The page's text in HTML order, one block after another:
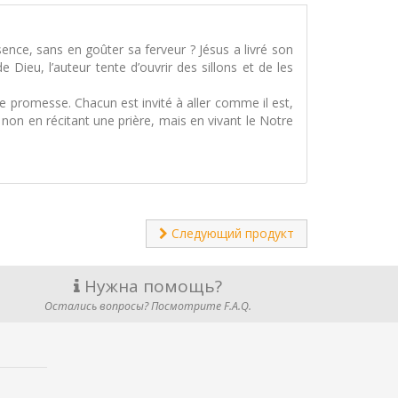
sans en goûter sa ferveur ? Jésus a livré son
l’auteur tente d’ouvrir des sillons et de les
Chacun est invité à aller comme il est,
en récitant une prière, mais en vivant le Notre
Следующий продукт
Нужна помощь?
Остались вопросы? Посмотрите F.A.Q.